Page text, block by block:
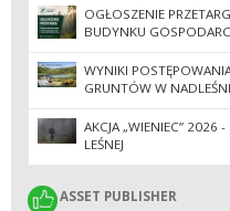
OGŁOSZENIE
BUDYNKU
WYNIKI
GRUNTÓW W
AKCJA „WIENIEC” 2026
LEŚNEJ
ASSET PUBLISHER
ASSET PUBLISHER